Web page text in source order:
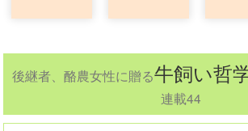
後継者、酪農女性に贈る牛飼い哲
連載44